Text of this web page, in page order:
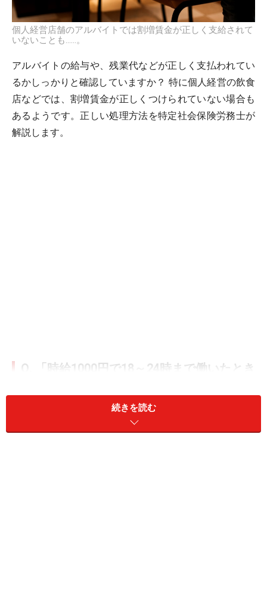
個人経営店舗のアルバイトでは割増賃金が正しく支給されて
いないことも……。
アルバイトの給与や、残業代などが正しく支払われてい
るかしっかりと確認していますか？ 特に個人経営の飲食
店などでは、割増賃金が正しくつけられていない場合も
あるようです。正しい処理方法を特定社会保険労務士が
解説します。
Q. 「時給1000円で18～24時まで働いたとき
支給される条件って……？
深夜時間帯に労働した場合、深夜勤務のため割増された
続きを読む